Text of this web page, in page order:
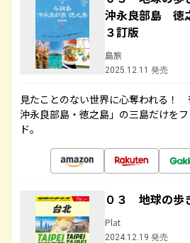
沖永良部島 徳
３訂版
島旅
2025.12.11 発売
見たことのない世界に心奪われる！
沖永良部島・徳之島」の三島だけを
ド。
０３ 地球の
Plat
2024.12.19 発売